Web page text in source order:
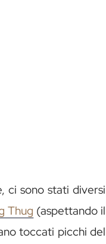
ci sono stati diversi
Thug (aspettando il
toccati picchi del